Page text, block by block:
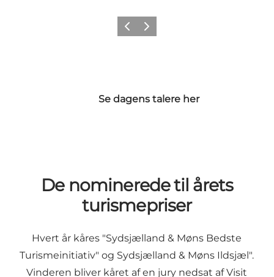
ForrigeNæste
Se dagens talere her
De nominerede til årets
turismepriser
Hvert år kåres "Sydsjælland & Møns Bedste
Turismeinitiativ" og Sydsjælland & Møns Ildsjæl".
Vinderen bliver kåret af en jury nedsat af Visit